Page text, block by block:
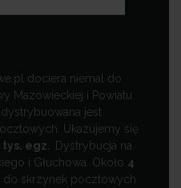
dociera niemal do
Mazowieckiej i Powiatu
jest
Ukazujemy się
tys. egz.
Dystrybucja na
i Głuchowa. Około 4
do skrzynek pocztowych